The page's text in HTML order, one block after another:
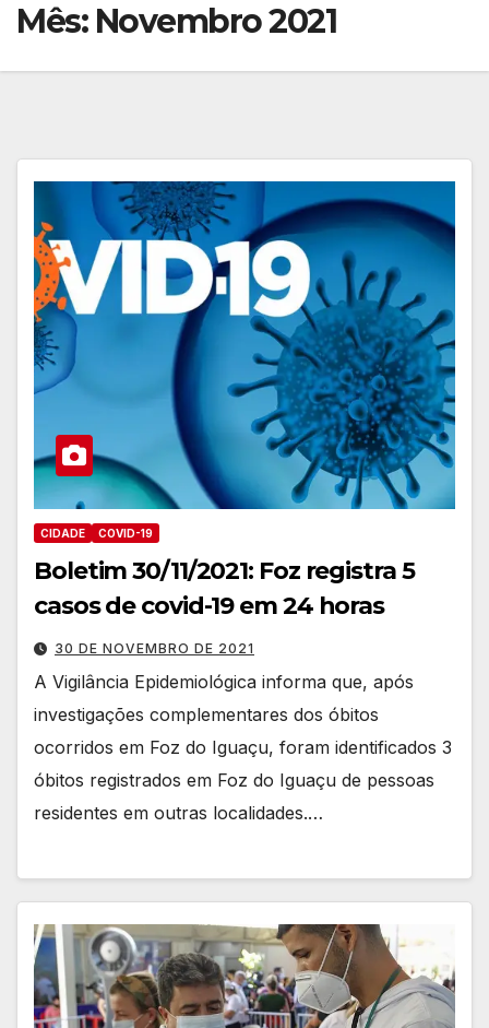
Mês: Novembro 2021
CIDADE COVID-19
Boletim 30/11/2021: Foz registra 5
casos de covid-19 em 24 horas
30 DE NOVEMBRO DE 2021
A Vigilância Epidemiológica informa que, após
investigações complementares dos óbitos
ocorridos em Foz do Iguaçu, foram identificados 3
óbitos registrados em Foz do Iguaçu de pessoas
residentes em outras localidades.…